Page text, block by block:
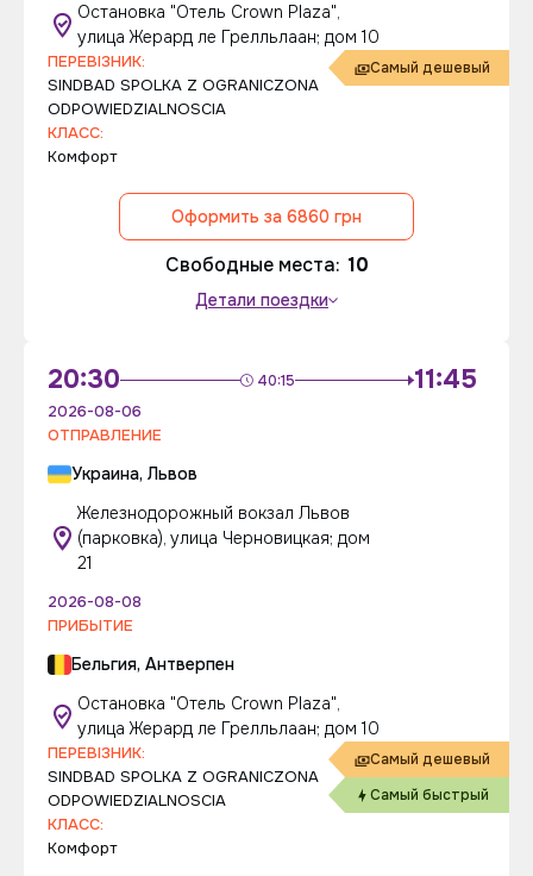
Остановка "Отель Crown Plaza",
улица Жерард ле Грелльлаан; дом 10
Самый дешевый
ПЕРЕВІЗНИК:
SINDBAD SPOLKA Z OGRANICZONA
ODPOWIEDZIALNOSCIA
КЛАСС:
Комфорт
Оформить за 6860 грн
Свободные места: 10
Детали поездки
20:30 40:15 11:45
2026-08-06
ОТПРАВЛЕНИЕ
Украина, Львов
Железнодорожный вокзал Львов
(парковка), улица Черновицкая; дом
21
2026-08-08
ПРИБЫТИЕ
Бельгия, Антверпен
Остановка "Отель Crown Plaza",
улица Жерард ле Грелльлаан; дом 10
Самый дешевый
Самый быстрый
ПЕРЕВІЗНИК:
SINDBAD SPOLKA Z OGRANICZONA
ODPOWIEDZIALNOSCIA
КЛАСС:
Комфорт